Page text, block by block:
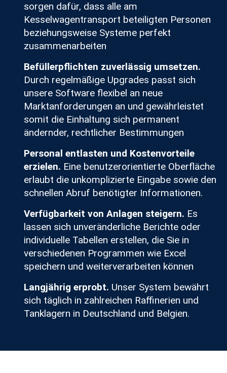
sorgen dafür, dass alle am
Kesselwagentransport beteiligten Personen
beziehungsweise Systeme perfekt
zusammenarbeiten
Befüllerpflichten zuverlässig umsetzen.
Durch regelmäßige Upgrades passt sich
unsere Software flexibel an neue
Marktanforderungen an und gewährleistet
somit die Einhaltung sich permanent
ändernder, rechtlicher Bestimmungen
Personal entlasten und Kostenvorteile
erzielen. Eine benutzerorientierte Oberfläche
erlaubt die unkomplizierte Eingabe sowie den
schnellen Abruf benötigter Informationen.
Verfügbarkeit von Anlagen steigern. Es
lassen sich unveränderliche Berichte oder
individuelle Tabellen erstellen, die Sie in
verschiedenen Programmen wie Excel
speichern und weiterverarbeiten können
Langjährig erprobt. Unser System bewährt
sich täglich in zahlreichen Raffinerien und
Tanklagern in Deutschland und Belgien.